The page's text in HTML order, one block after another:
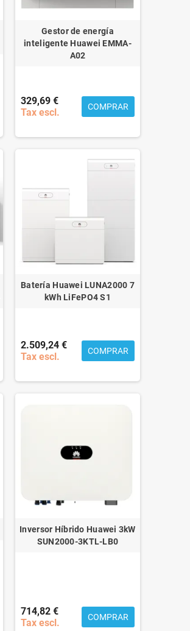
Gestor de energía
inteligente Huawei EMMA-
A02
329,69 €
Tax escl.
COMPRAR
Batería Huawei LUNA2000 7
kWh LiFePO4 S1
2.509,24 €
Tax escl.
COMPRAR
Inversor Híbrido Huawei 3kW
SUN2000-3KTL-LB0
714,82 €
Tax escl.
COMPRAR